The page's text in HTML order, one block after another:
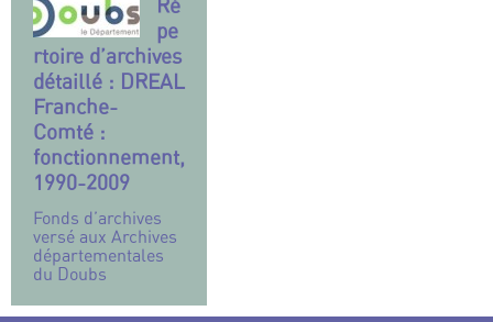
Ré
pe
rtoire d’archives
détaillé : DREAL
Franche-
Comté :
fonctionnement,
1990-2009
Fonds d’archives
versé aux Archives
départementales
du Doubs